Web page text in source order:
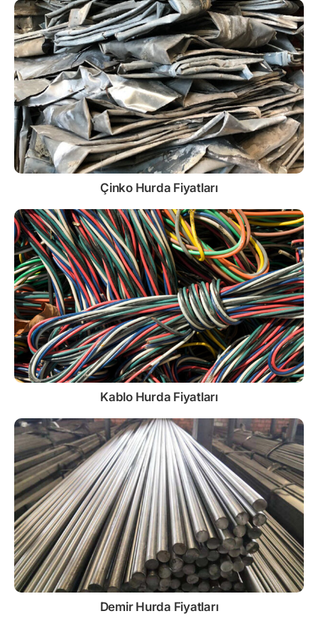
Çinko Hurda Fiyatları
Kablo Hurda Fiyatları
Demir Hurda Fiyatları